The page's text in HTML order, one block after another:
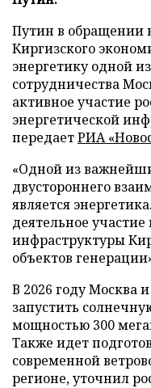
Путин в обращении
Киргизского
энергетику одной
сотрудничества
активное участие
энергетической
передаетРИА
«Одной из
двустороннего
является
деятельное
инфраструктуры
объектов
В 2026 году Москва
запустить
мощностью 300
Также идет
современной
регионе, уточнил